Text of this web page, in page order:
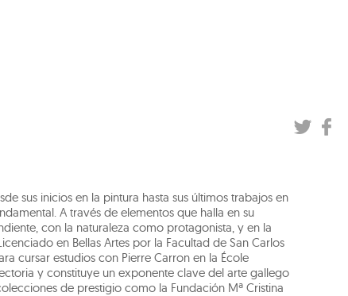
sus inicios en la pintura hasta sus últimos trabajos en
A través de elementos que halla en su
con la naturaleza como protagonista, y en la
en Bellas Artes por la Facultad de San Carlos
cursar estudios con Pierre Carron en la École
y constituye un exponente clave del arte gallego
de prestigio como la Fundación Mª Cristina